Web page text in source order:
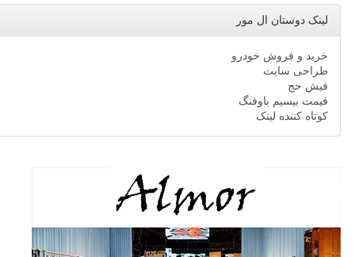
لینک دوستان ال مور
خرید و فروش خودرو
طراحی سایت
فیش حج
قیمت بیسیم باوفنگ
کوتاه کننده لینک